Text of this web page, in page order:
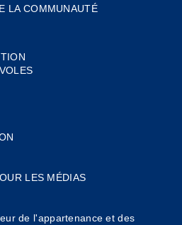
LA COMMUNAUTÉ
LES MÉDIAS
de l'appartenance et des